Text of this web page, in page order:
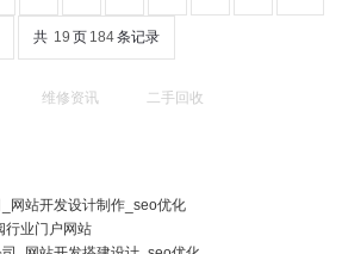
共 19 页 184条记录
维修资讯 二手回收
网站开发设计制作_seo优化
行业门户网站